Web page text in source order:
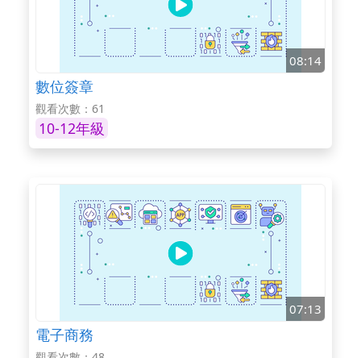
08:14
數位簽章
觀看次數：61
10-12年級
07:13
電子商務